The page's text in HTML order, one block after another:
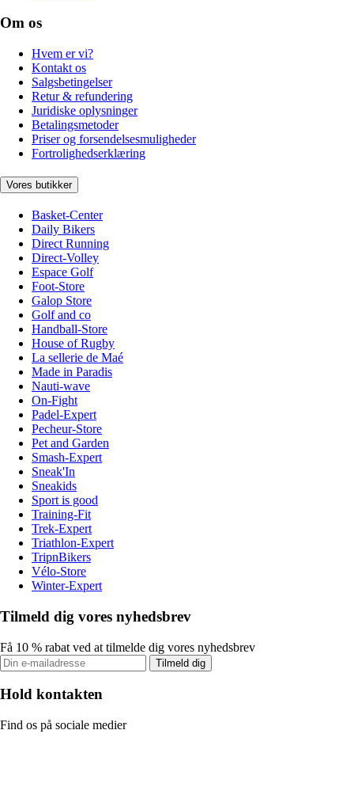
Om os
Hvem er vi?
Kontakt os
Salgsbetingelser
Retur & refundering
Juridiske oplysninger
Betalingsmetoder
Priser og forsendelsesmuligheder
Fortrolighedserklæring
Vores butikker
Basket-Center
Daily Bikers
Direct Running
Direct-Volley
Espace Golf
Foot-Store
Galop Store
Golf and co
Handball-Store
House of Rugby
La sellerie de Maé
Made in Paradis
Nauti-wave
On-Fight
Padel-Expert
Pecheur-Store
Pet and Garden
Smash-Expert
Sneak'In
Sneakids
Sport is good
Training-Fit
Trek-Expert
Triathlon-Expert
TripnBikers
Vélo-Store
Winter-Expert
Tilmeld dig vores nyhedsbrev
Få 10 % rabat ved at tilmelde dig vores nyhedsbrev
Tilmeld dig
Hold kontakten
Find os på sociale medier